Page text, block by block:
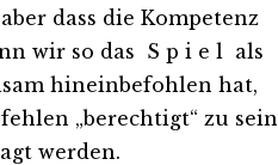
dass die Kompetenz
wir so das S p i e l als
hineinbefohlen hat,
„berechtigt“ zu sein
werden.